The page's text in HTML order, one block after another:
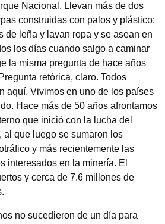
Nacional. Llevan más de dos
construidas con palos y plástico;
de leña y lavan ropa y se asean en
los días cuando salgo a caminar
la misma pregunta de hace años
retórica, claro. Todos
aquí. Vivimos en uno de los países
Hace más de 50 años afrontamos
que inició con la lucha del
al que luego se sumaron los
y más recientemente las
interesados en la minería. El
y cerca de 7.6 millones de
no sucedieron de un día para